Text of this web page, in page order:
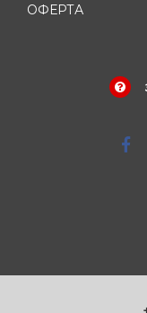
ОФЕРТА